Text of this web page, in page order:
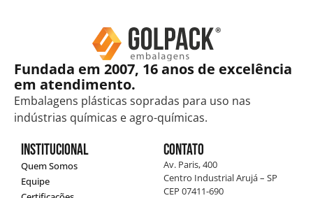
Fundada em 2007, 16 anos de excelência
em atendimento.
Embalagens plásticas sopradas para uso nas
indústrias químicas e agro-químicas.
Institucional
Quem Somos
Equipe
Contato
Av. Paris, 400
Centro Industrial Arujá – SP
CEP 07411-690